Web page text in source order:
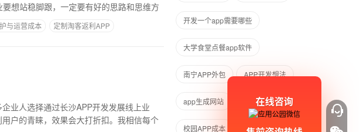
想站稳脚跟，一定要有好的思路和思维方
与运营成本
定制淘客返利APP
业人选择通过长沙APP开发发展线上业
户的青睐，效果会大打折扣。我相信每个
开发一个app需要哪些
大学食堂点餐app软件
南宁APP外包 APP开发想法
app生成网站 奇冠诊断卡代码app
校园APP成本
在线咨询